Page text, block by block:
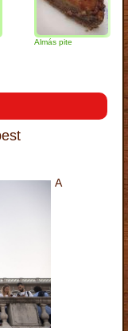
Almás pite
A